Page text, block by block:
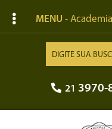
MENU -
21 3970-